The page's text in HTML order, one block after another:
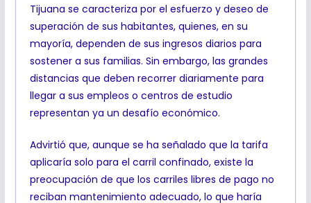
Tijuana se caracteriza por el esfuerzo y deseo de
superación de sus habitantes, quienes, en su
mayoría, dependen de sus ingresos diarios para
sostener a sus familias. Sin embargo, las grandes
distancias que deben recorrer diariamente para
llegar a sus empleos o centros de estudio
representan ya un desafío económico.
Advirtió que, aunque se ha señalado que la tarifa
aplicaría solo para el carril confinado, existe la
preocupación de que los carriles libres de pago no
reciban mantenimiento adecuado, lo que haría